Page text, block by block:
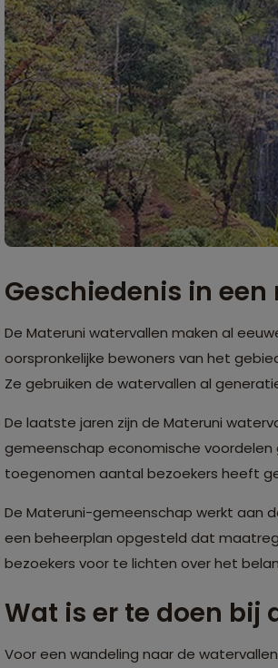
Geschiedenis in
De Materuni watervallen maken al
oorspronkelijke bewoners van het
Ze gebruiken de watervallen al
De laatste jaren zijn de Materuni
gemeenschap economische
toegenomen aantal bezoekers heeft
De Materuni-gemeenschap werkt aan
een beheerplan opgesteld dat
bezoekers voor te lichten over het
Wat is er te doen bij
Voor een wandeling naar de